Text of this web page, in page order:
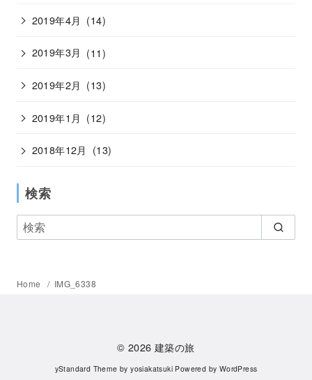
2019年4月 (14)
2019年3月 (11)
2019年2月 (13)
2019年1月 (12)
2018年12月 (13)
検索
Home IMG_6338
© 2026建築の旅
yStandard Theme byyosiakatsuki Powered by WordPress